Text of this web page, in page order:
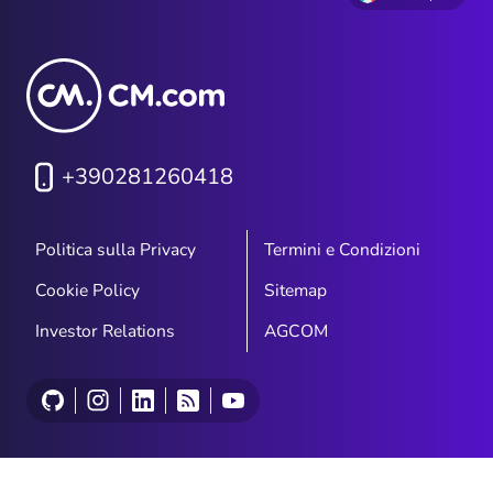
+390281260418
Politica sulla Privacy
Termini e Condizioni
Cookie Policy
Sitemap
Investor Relations
AGCOM